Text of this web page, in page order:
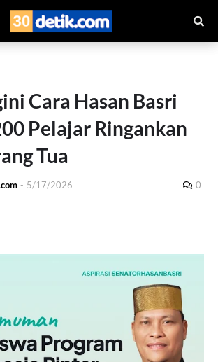
Cara Hasan Basri
Pelajar Ringankan
Tua
- 5/17/2026 0